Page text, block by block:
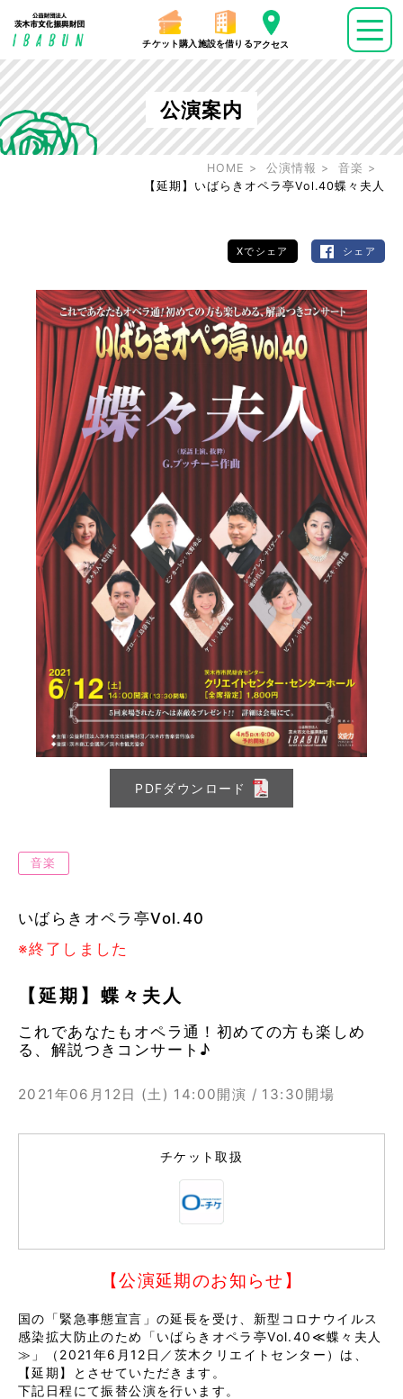
チケット購入 施設を借りるアクセス
公演案内
HOME 公演情報
音楽
【延期】いばらきオペラ亭Vol.40蝶々夫人
Xでシェア シェア
PDFダウンロード
音楽
いばらきオペラ亭Vol.40
※終了しました
【延期】蝶々夫人
これであなたもオペラ通！初めての方も楽しめ
る、解説つきコンサート♪
2021年06月12日 (土) 14:00開演 / 13:30開場
チケット取扱
【公演延期のお知らせ】
国の「緊急事態宣言」の延長を受け、新型コロナウイルス
感染拡大防止のため「いばらきオペラ亭Vol.40≪蝶々夫人
≫」（2021年6月12日／茨木クリエイトセンター）は、
【延期】とさせていただきます。
下記日程にて振替公演を行います。